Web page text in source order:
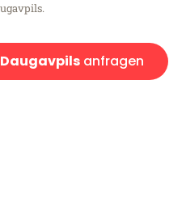
anfragen